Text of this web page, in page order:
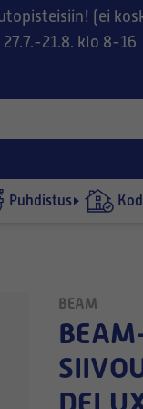
(ei
21.8. klo 8-16
Puhdistus
BEAM
BEAM-